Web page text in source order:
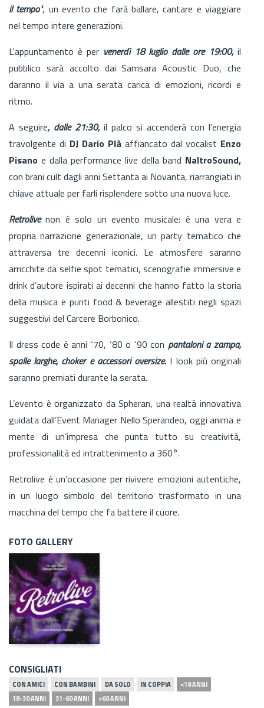
il tempo", un evento che farà ballare, cantare e viaggiare
nel tempo intere generazioni.
L'appuntamento è pervenerdì 18 luglio dalle ore 19:00,il
pubblico sarà accolto dai Samsara Acoustic Duo, che
daranno il via a una serata carica di emozioni, ricordi e
ritmo.
A seguire, dalle 21:30,il palco si accenderà con l’energia
travolgente di DJ Dario Plà affiancato dal vocalist Enzo
Pisano e dalla performance live della band NaltroSound,
con brani cult dagli anni Settanta ai Novanta, riarrangiati in
chiave attuale per farli risplendere sotto una nuova luce.
Retrolivenon è solo un evento musicale: è una vera e
propria narrazione generazionale, un party tematico che
attraversa tre decenni iconici. Le atmosfere saranno
arricchite da selfie spot tematici, scenografie immersive e
drink d’autore ispirati ai decenni che hanno fatto la storia
della musica e punti food & beverage allestiti negli spazi
suggestivi del Carcere Borbonico.
Il dress code è anni ‘70, ‘80 o ‘90 con pantaloni a zampa,
spalle larghe, choker e accessori oversize. I look più originali
saranno premiati durante la serata.
L’evento è organizzato da Spheran, una realtà innovativa
guidata dall’Event Manager Nello Sperandeo, oggi anima e
mente di un’impresa che punta tutto su creatività,
professionalità ed intrattenimento a 360°.
Retrolive è un’occasione per rivivere emozioni autentiche,
in un luogo simbolo del territorio trasformato in una
macchina del tempo che fa battere il cuore.
FOTO GALLERY
CONSIGLIATI
CON AMICI CON BAMBINI DA SOLO IN COPPIA
<18 ANNI
18-30 ANNI
31-60 ANNI >60 ANNI